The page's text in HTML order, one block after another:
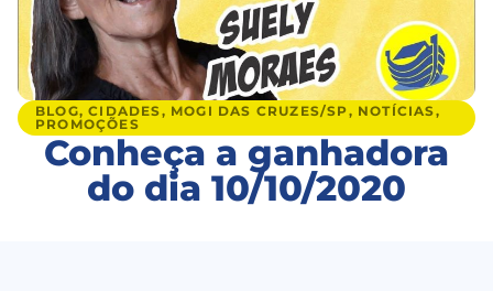
BLOG,CIDADES, MOGI DAS CRUZES/SP, NOTÍCIAS,
PROMOÇÕES
Conheça a ganhadora
do dia 10/10/2020